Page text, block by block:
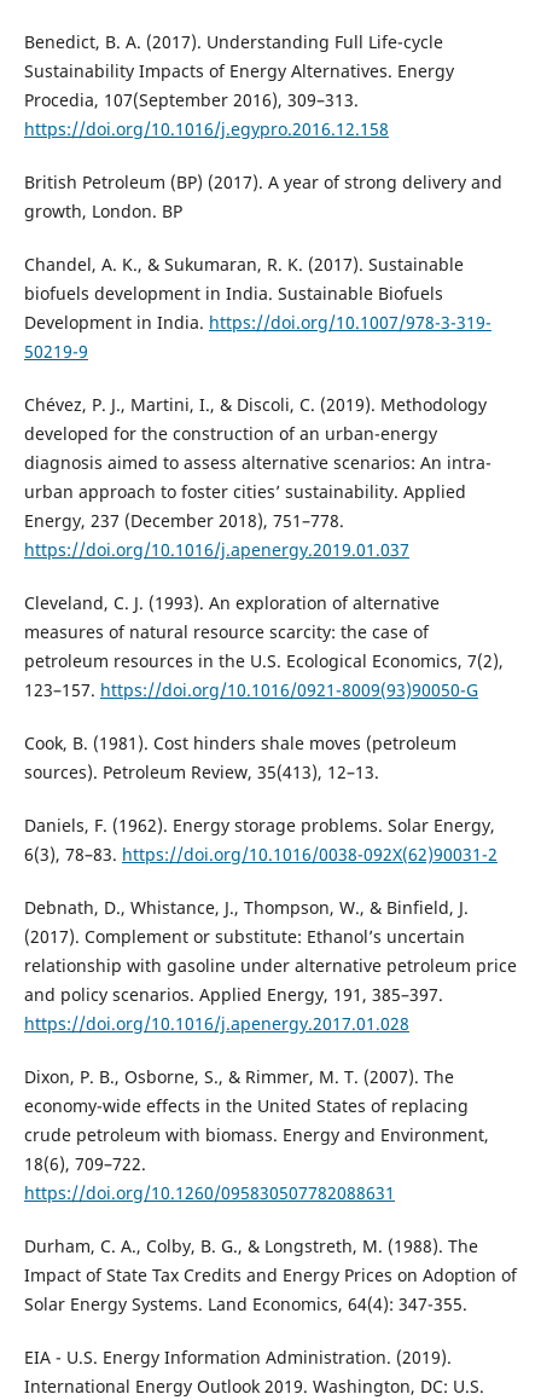
Benedict, B. A. (2017). Understanding Full Life-cycle
Sustainability Impacts of Energy Alternatives. Energy
Procedia, 107(September 2016), 309–313.
https://doi.org/10.1016/j.egypro.2016.12.158
British Petroleum (BP) (2017). A year of strong delivery and
growth, London. BP
Chandel, A. K., & Sukumaran, R. K. (2017). Sustainable
biofuels development in India. Sustainable Biofuels
Development in India. https://doi.org/10.1007/978-3-319-
50219-9
Chévez, P. J., Martini, I., & Discoli, C. (2019). Methodology
developed for the construction of an urban-energy
diagnosis aimed to assess alternative scenarios: An intra-
urban approach to foster cities’ sustainability. Applied
Energy, 237 (December 2018), 751–778.
https://doi.org/10.1016/j.apenergy.2019.01.037
Cleveland, C. J. (1993). An exploration of alternative
measures of natural resource scarcity: the case of
petroleum resources in the U.S. Ecological Economics, 7(2),
123–157. https://doi.org/10.1016/0921-8009(93)90050-G
Cook, B. (1981). Cost hinders shale moves (petroleum
sources). Petroleum Review, 35(413), 12–13.
Daniels, F. (1962). Energy storage problems. Solar Energy,
6(3), 78–83. https://doi.org/10.1016/0038-092X(62)90031-2
Debnath, D., Whistance, J., Thompson, W., & Binfield, J.
(2017). Complement or substitute: Ethanol’s uncertain
relationship with gasoline under alternative petroleum price
and policy scenarios. Applied Energy, 191, 385–397.
https://doi.org/10.1016/j.apenergy.2017.01.028
Dixon, P. B., Osborne, S., & Rimmer, M. T. (2007). The
economy-wide effects in the United States of replacing
crude petroleum with biomass. Energy and Environment,
18(6), 709–722.
https://doi.org/10.1260/095830507782088631
Durham, C. A., Colby, B. G., & Longstreth, M. (1988). The
Impact of State Tax Credits and Energy Prices on Adoption of
Solar Energy Systems. Land Economics, 64(4): 347-355.
EIA - U.S. Energy Information Administration. (2019).
International Energy Outlook 2019. Washington, DC: U.S.